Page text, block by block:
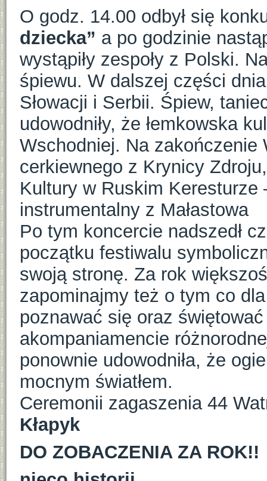
O godz. 14.00 odbył się
dziecka” a po godzinie
wystąpiły zespoły z Polski.
śpiewu. W dalszej części
Słowacji i Serbii. Śpiew,
udowodniły, że łemkowska
Wschodniej. Na zakończenie
cerkiewnego z Krynicy
Kultury w Ruskim
instrumentalny z Małastowa
Po tym koncercie nadszedł
początku festiwalu
swoją stronę. Za rok
zapominajmy też o tym co
poznawać się oraz
akompaniamencie
ponownie udowodniła, że
mocnym światłem.
Ceremonii zagaszenia 44
Kłapyk
DO ZOBACZENIA ZA ROK!!